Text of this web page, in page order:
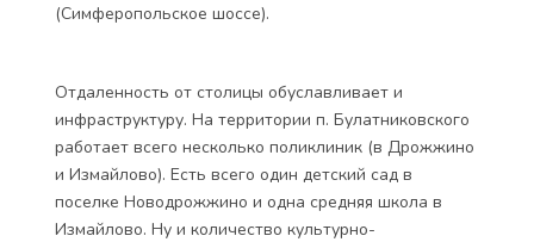
(Симферопольское шоссе).
Отдаленность от столицы обуславливает и
инфраструктуру. На территории п. Булатниковского
работает всего несколько поликлиник (в Дрожжино
и Измайлово). Есть всего один детский сад в
поселке Новодрожжино и одна средняя школа в
Измайлово. Ну и количество культурно-